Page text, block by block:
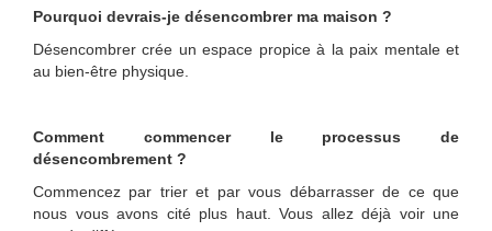
Pourquoi devrais-je désencombrer ma maison ?
Désencombrer crée un espace propice à la paix mentale et
au bien-être physique.
Comment commencer le processus de
désencombrement ?
Commencez par trier et par vous débarrasser de ce que
nous vous avons cité plus haut. Vous allez déjà voir une